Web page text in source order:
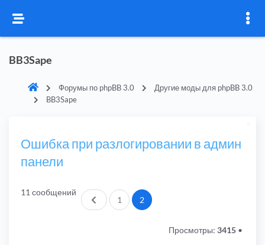
BB3Sape
Форумы по phpBB 3.0
Другие моды для phpBB 3.0
BB3Sape
Ошибка при разлогировании в админ
панели
11 сообщений
Пред.1 2
Просмотры: 3415 •